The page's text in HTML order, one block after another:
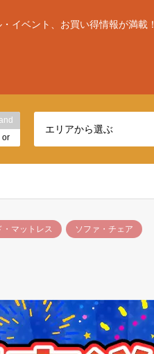
イベント、お買い得情報が満載！
and
or
エリアから選ぶ
・マットレス ソファ・チェア